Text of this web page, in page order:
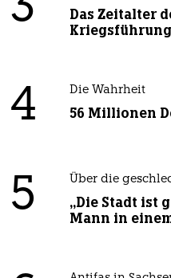
Das Zeitalter
Kriegsführung
4 Die Wahrheit
56 Millionen
5 Über die
„Die Stadt ist
Mann in